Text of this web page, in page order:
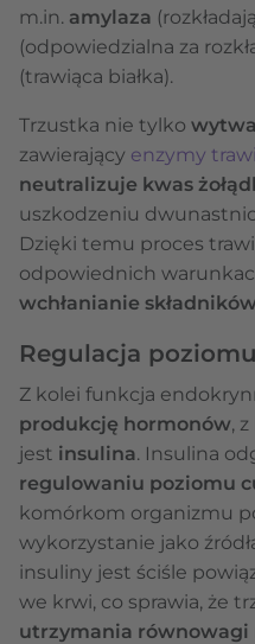
m.in. amylaza
(odpowiedzialna za
(trawiąca białka).
Trzustka nie tylko
zawierający enzymy
neutralizuje kwas
uszkodzeniu
Dzięki temu proces
odpowiednich
wchłanianie
Regulacja
Z kolei funkcja
produkcję hormonów,
jest insulina. Insulina
regulowaniu poziomu
komórkom organizmu
wykorzystanie jako
insuliny jest ściśle
we krwi, co sprawia, że
utrzymania równowagi